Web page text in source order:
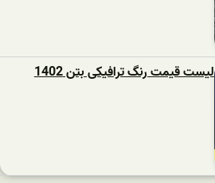
لیست قیمت رنگ ترافیکی بتن 1402